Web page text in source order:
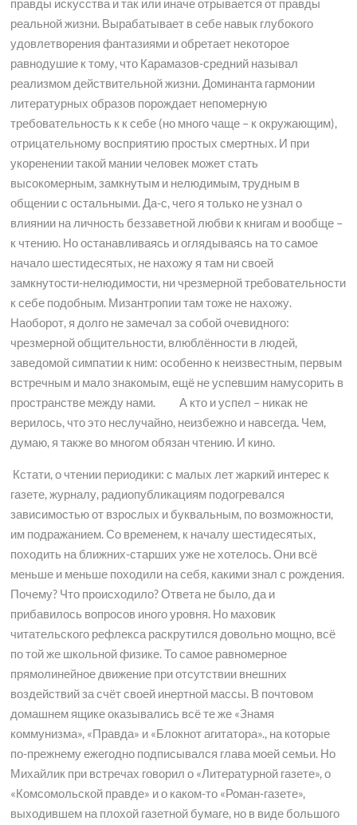
правды искусства и так или иначе отрывается от правды
реальной жизни. Вырабатывает в себе навык глубокого
удовлетворения фантазиями и обретает некоторое
равнодушие к тому, что Карамазов-средний называл
реализмом действительной жизни. Доминанта гармонии
литературных образов порождает непомерную
требовательность к к себе (но много чаще – к окружающим),
отрицательному восприятию простых смертных. И при
укоренении такой мании человек может стать
высокомерным, замкнутым и нелюдимым, трудным в
общении с остальными. Да-с, чего я только не узнал о
влиянии на личность беззаветной любви к книгам и вообще –
к чтению. Но останавливаясь и оглядываясь на то самое
начало шестидесятых, не нахожу я там ни своей
замкнутости-нелюдимости, ни чрезмерной требовательности
к себе подобным. Мизантропии там тоже не нахожу.
Наоборот, я долго не замечал за собой очевидного:
чрезмерной общительности, влюблённости в людей,
заведомой симпатии к ним: особенно к неизвестным, первым
встречным и мало знакомым, ещё не успевшим намусорить в
пространстве между нами. А кто и успел – никак не
верилось, что это неслучайно, неизбежно и навсегда. Чем,
думаю, я также во многом обязан чтению. И кино.
Кстати, о чтении периодики: с малых лет жаркий интерес к
газете, журналу, радиопубликациям подогревался
зависимостью от взрослых и буквальным, по возможности,
им подражанием. Со временем, к началу шестидесятых,
походить на ближних-старших уже не хотелось. Они всё
меньше и меньше походили на себя, какими знал с рождения.
Почему? Что происходило? Ответа не было, да и
прибавилось вопросов иного уровня. Но маховик
читательского рефлекса раскрутился довольно мощно, всё
по той же школьной физике. То самое равномерное
прямолинейное движение при отсутствии внешних
воздействий за счёт своей инертной массы. В почтовом
домашнем ящике оказывались всё те же «Знамя
коммунизма», «Правда» и «Блокнот агитатора»., на которые
по-прежнему ежегодно подписывался глава моей семьи. Но
Михайлик при встречах говорил о «Литературной газете», о
«Комсомольской правде» и о каком-то «Роман-газете»,
выходившем на плохой газетной бумаге, но в виде большого